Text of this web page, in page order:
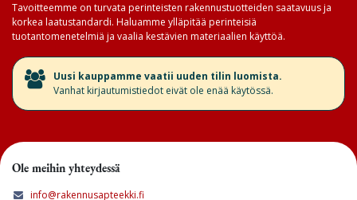
Tavoitteemme on turvata perinteisten rakennustuotteiden saatavuus ja
korkea laatustandardi. Haluamme ylläpitää perinteisiä
tuotantomenetelmiä ja vaalia kestävien materiaalien käyttöä.
​Uusi kauppamme vaatii uuden tilin luomista.
Vanhat kirjautumistiedot eivät ole enää käytössä.
Ole meihin yhteydessä
info@rakennusapteekki.fi